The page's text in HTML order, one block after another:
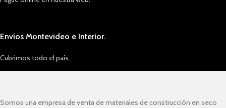
Envíos Montevideo e Interior.
Cubrimos todo el país.
Somos una empresa de venta de materiales de construcción en seco